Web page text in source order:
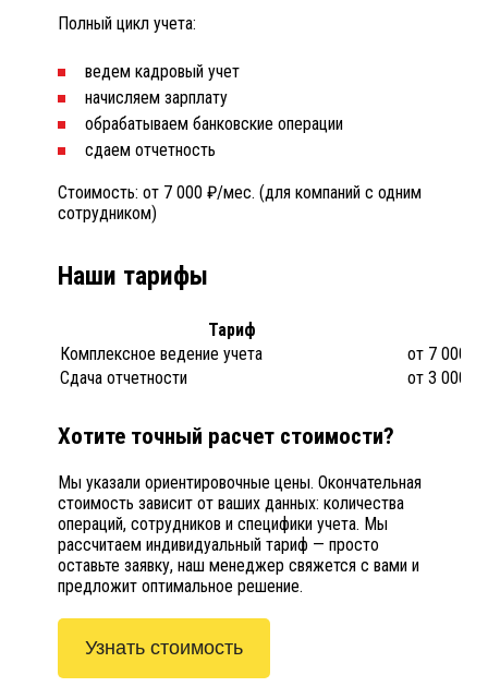
Полный цикл учета:
ведем кадровый учет
начисляем зарплату
обрабатываем банковские операции
сдаем отчетность
Стоимость: от 7 000 ₽/мес. (для компаний с одним
сотрудником)
Наши тарифы
Тариф
Комплексное ведение учета
от 7 000
Сдача отчетности
от 3 000
Хотите точный расчет стоимости?
Мы указали ориентировочные цены. Окончательная
стоимость зависит от ваших данных: количества
операций, сотрудников и специфики учета. Мы
рассчитаем индивидуальный тариф — просто
оставьте заявку, наш менеджер свяжется с вами и
предложит оптимальное решение.
Узнать стоимость